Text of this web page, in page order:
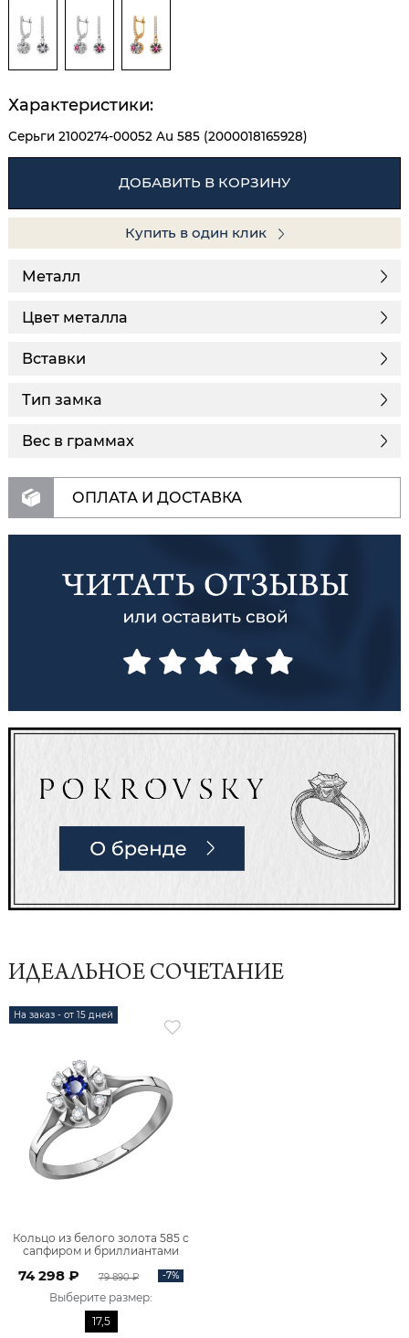
Характеристики:
Серьги 2100274-00052 Au 585 (2000018165928)
ДОБАВИТЬ В КОРЗИНУ
Купить в один клик
Металл
Цвет металла
Вставки
Тип замка
Вес в граммах
ОПЛАТА И ДОСТАВКА
ИДЕАЛЬНОЕ СОЧЕТАНИЕ
На заказ - от 15 дней
Кольцо из белого золота 585 с
сапфиром и бриллиантами
74 298 ₽ 79 890 ₽ -7%
Выберите размер:
17,5